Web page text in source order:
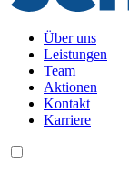
Über uns
Leistungen
Team
Aktionen
Kontakt
Karriere